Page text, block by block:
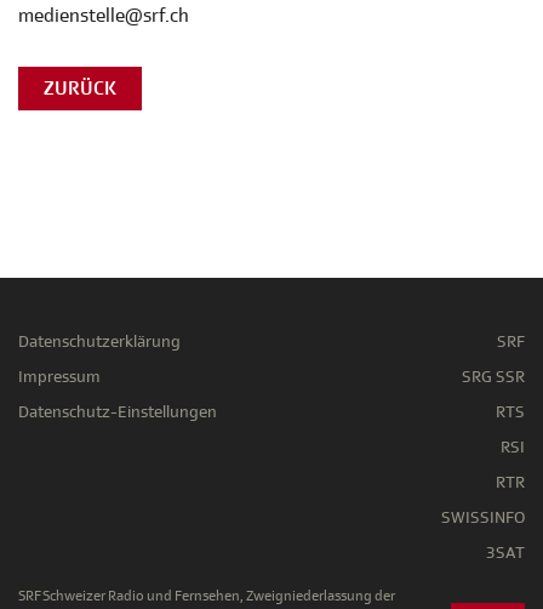
medienstelle@srf.ch
ZURÜCK
Datenschutzerklärung
Impressum
Datenschutz-Einstellungen
SRF
SRG SSR
RTS
RSI
RTR
SWISSINFO
3SAT
SRF Schweizer Radio und Fernsehen, Zweigniederlassung der